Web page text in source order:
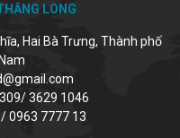
LONG
Hai Bà Trưng, Thành phố
3629 1046
0963 7777 13